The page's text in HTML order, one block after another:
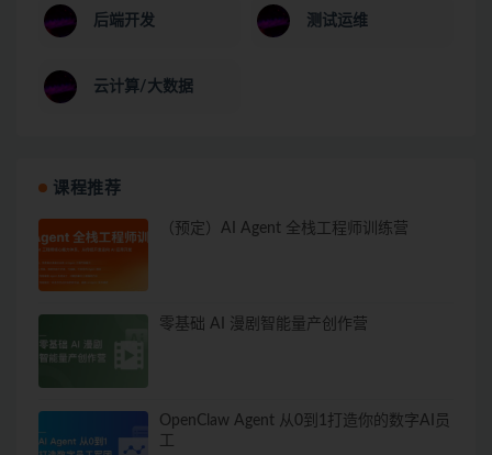
后端开发 测试运维
云计算/大数据
课程推荐
（预定）AI Agent 全栈工程师训练营
零基础 AI 漫剧智能量产创作营
OpenClaw Agent 从0到1打造你的数字AI员